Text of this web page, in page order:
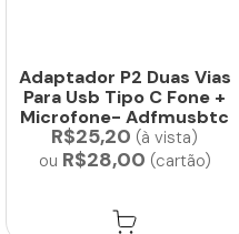
Adaptador P2 Duas Vias
Para Usb Tipo C Fone +
Microfone- Adfmusbtc
R$25,20 (à vista)
ou R$28,00 (cartão)